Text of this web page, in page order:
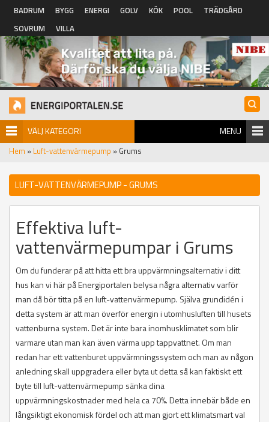
Hoppa till huvudinnehåll
BADRUM BYGG ENERGI GOLV KÖK POOL
TRÄDGÅRD
SOVRUM
VILLA
VÄLJ KATEGORI MENU
Hem » Luft-vattenvärmepump » Grums
LUFT-VATTENVÄRMEPUMP - GRUMS
Effektiva luft-
vattenvärmepumpar i Grums
Om du funderar på att hitta ett bra uppvärmningsalternativ i ditt
hus kan vi här på Energiportalen belysa några alternativ varför
man då bör titta på en luft-vattenvärmepump. Själva grundidén i
detta system är att man överför energin i utomhusluften till husets
vattenburna system. Det är inte bara inomhusklimatet som blir
varmare utan man kan även värma upp tappvattnet. Om man
redan har ett vattenburet uppvärmningssystem och man av någon
anledning skall uppgradera eller byta ut detta så kan faktiskt ett
byte till luft-vattenvärmepump sänka dina
uppvärmningskostnader med hela ca 70%. Detta innebär både en
långsiktigt ekonomisk fördel och att man gjort ett klimatsmart val